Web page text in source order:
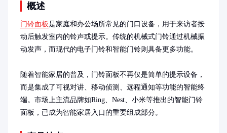
概述
门铃面板是家庭和办公场所常见的门口设备，用于来访者按
动后触发室内的铃声或提示。传统的机械式门铃通过机械振
动发声，而现代的电子门铃和智能门铃则具备更多功能。
随着智能家居的普及，门铃面板不再仅是简单的提示设备，
而是集成了可视对讲、移动侦测、远程通知等功能的智能终
端。市场上主流品牌如Ring、Nest、小米等推出的智能门铃
面板，已成为智能家居入口的重要组成部分。